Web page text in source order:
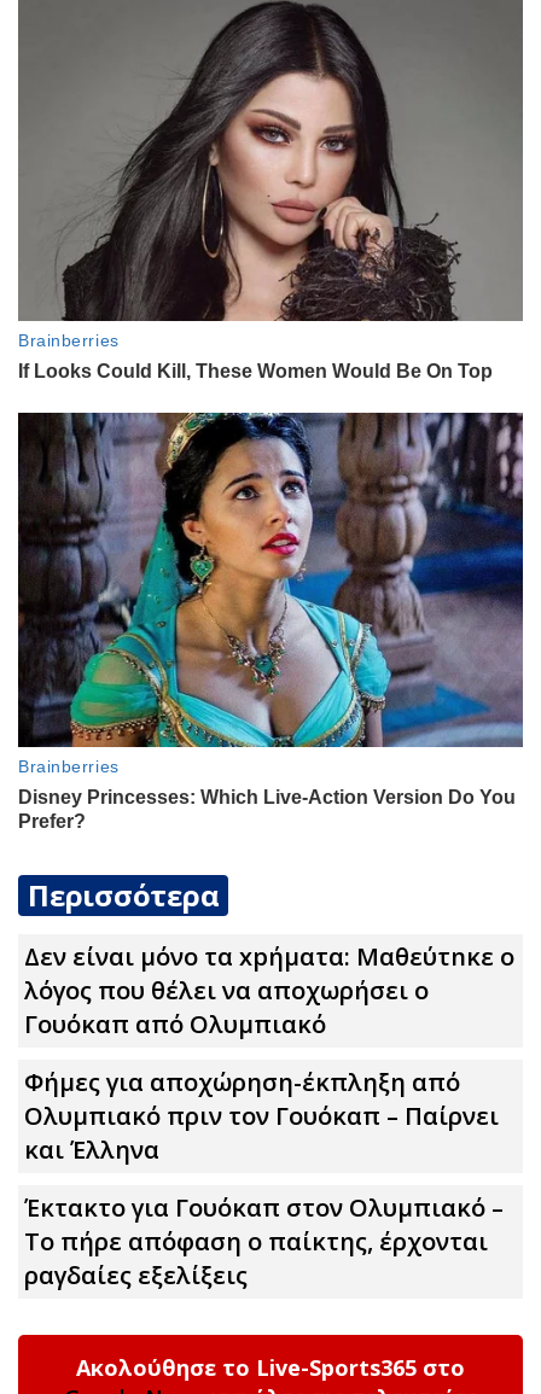
Περισσότερα
Δεν είναι μόνο τα xpήματα: Μαθεύτnκε ο
λόγος που θέλει να αποχωρήσει ο
Γουόκαπ από Ολυμπιακό
Φήμες για αποχώρηση-έκπληξη από
Ολυμπιακό πριν τον Γουόκαπ – Παίρνει
και Έλληνα
Έκτακτο για Γουόκαπ στον Ολυμπιακό –
Το πήρε απόφαση ο παίκτης, έρχονται
ραγδαίες εξελίξεις
Ακολούθησε το Live-Sports365 στο